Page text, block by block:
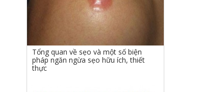
Tổng quan về sẹo và một số biện
pháp ngăn ngừa sẹo hữu ích, thiết
thực